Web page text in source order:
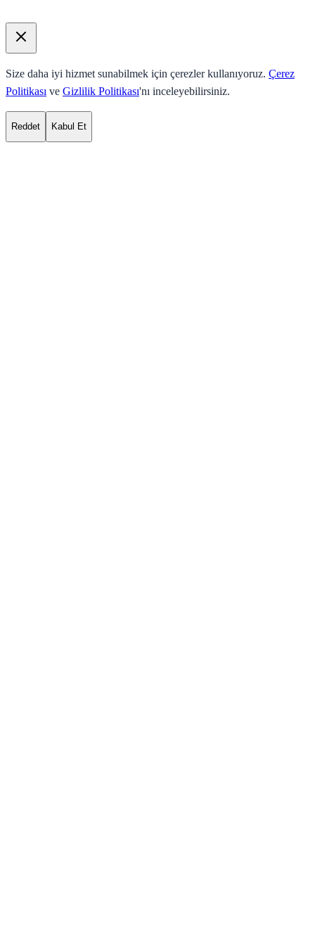
Size daha iyi hizmet sunabilmek için çerezler kullanıyoruz. Çerez
Politikası ve Gizlilik Politikası'nı inceleyebilirsiniz.
Reddet Kabul Et